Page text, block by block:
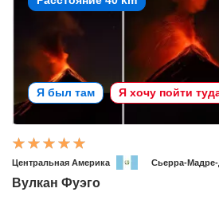
Я был там Я хочу пойти
Центральная Америка Сьерра-
Вулкан Фуэго